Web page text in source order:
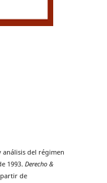
análisis del régimen
1993. Derecho &
partir de